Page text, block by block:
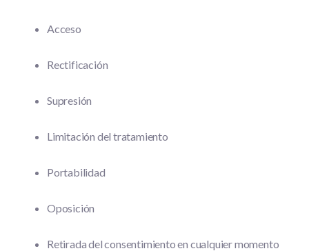
Acceso
Rectificación
Supresión
Limitación del tratamiento
Portabilidad
Oposición
Retirada del consentimiento en cualquier momento